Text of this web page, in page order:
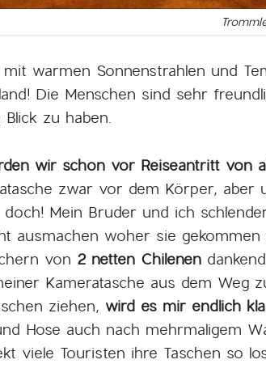
mit warmen Sonnenstrahlen und
Die Menschen sind sehr
zu haben.
wir schon vor Reiseantritt von
zwar vor dem Körper, aber
Mein Bruder und ich
ausmachen woher sie
von 2 netten Chilenen
Kameratasche aus dem Weg
ziehen, wird es mir endlich
Hose auch nach mehrmaligem
viele Touristen ihre Taschen so